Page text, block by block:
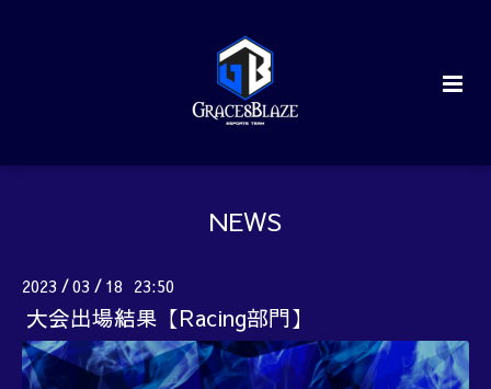
NEWS
2023 /03 / 18 23:50
大会出場結果【Racing部門】